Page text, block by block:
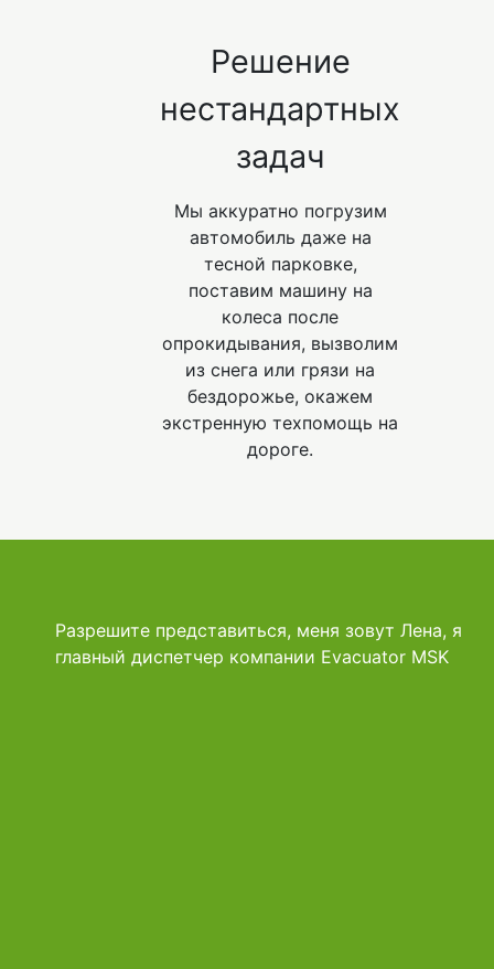
Решение
нестандартных
задач
Мы аккуратно погрузим
автомобиль даже на
тесной парковке,
поставим машину на
колеса после
опрокидывания, вызволим
из снега или грязи на
бездорожье, окажем
экстренную техпомощь на
дороге.
Разрешите представиться, меня зовут Лена, я
главный диспетчер компании Evacuator MSK